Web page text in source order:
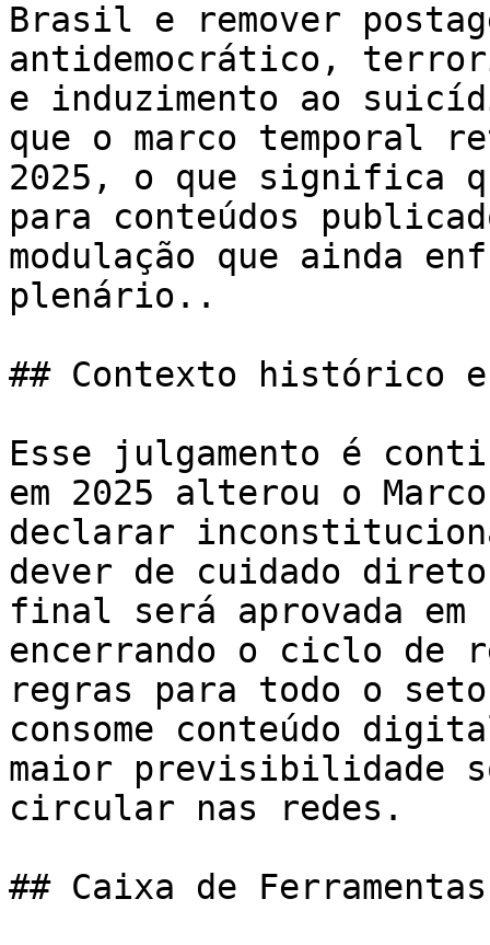
Brasil e remover
antidemocrático,
e induzimento ao
que o marco temporal
2025, o que significa
para conteúdos
modulação que ainda
plenário..
## Contexto histórico e
Esse julgamento é
em 2025 alterou o
declarar
dever de cuidado
final será aprovada em
encerrando o ciclo de
regras para todo o
consome conteúdo
maior previsibilidade
circular nas redes.
## Caixa de